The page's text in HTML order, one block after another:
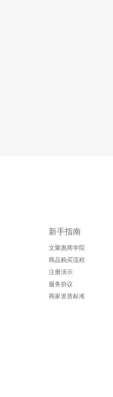
新手指南
文聚惠商学院
商品购买流程
注册演示
服务协议
商家资质标准